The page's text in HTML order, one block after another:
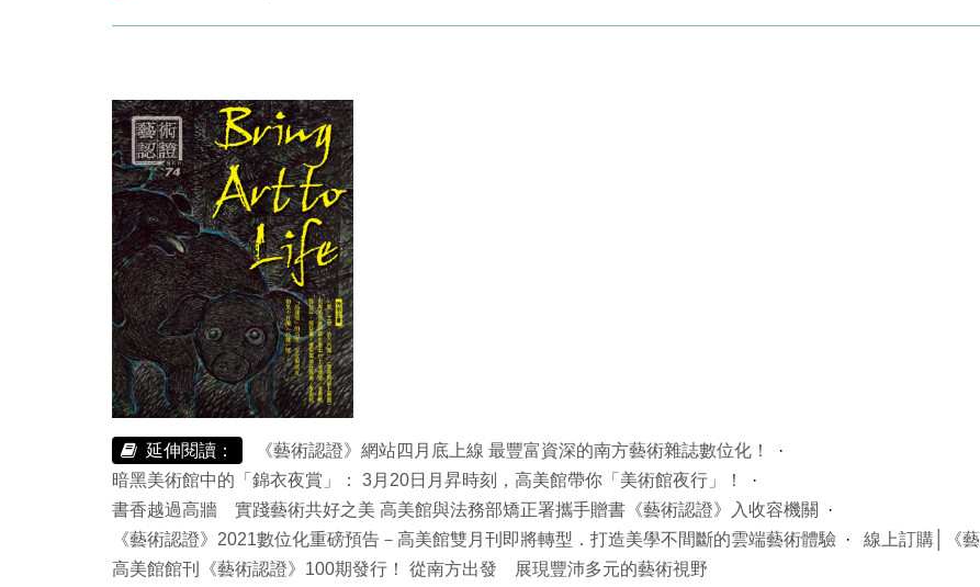
延伸閱讀：
《藝術認證》網站四月底上線 最豐富資深的南方藝術雜誌數位化！
暗黑美術館中的「錦衣夜賞」： 3月20日月昇時刻，高美館帶你「美術館夜行」！
書香越過高牆 實踐藝術共好之美 高美館與法務部矯正署攜手贈書《藝術認證》入收容機關
《藝術認證》2021數位化重磅預告－高美館雙月刊即將轉型．打造美學不間斷的雲端藝術體驗
線上訂購│《
高美館館刊《藝術認證》100期發行！ 從南方出發 展現豐沛多元的藝術視野